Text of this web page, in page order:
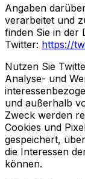
Angaben
verarbeitet und
finden Sie in der
Twitter: https://
Nutzen Sie
Analyse- und
und außerhalb
Zweck werden
Cookies und
gespeichert,
die Interessen
können.